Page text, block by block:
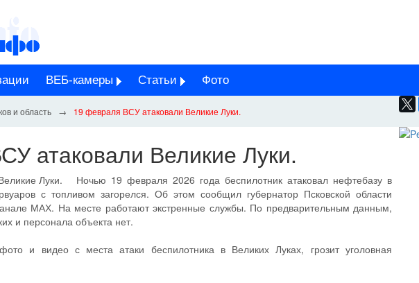
ВЕБ-камеры Статьи Фото
и область 19 февраля ВСУ атаковали Великие Луки.
атаковали Великие Луки.
Ночью 19 февраля 2026 года беспилотник атаковал нефтебазу в
с топливом загорелся. Об этом сообщил губернатор Псковской области
МАХ. На месте работают экстренные службы. По предварительным данным,
и персонала объекта нет.
и видео с места атаки беспилотника в Великих Луках, грозит уголовная